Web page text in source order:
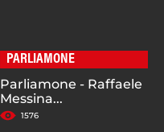
PARLIAMONE
Parliamone - Raffaele
Messina...
1576